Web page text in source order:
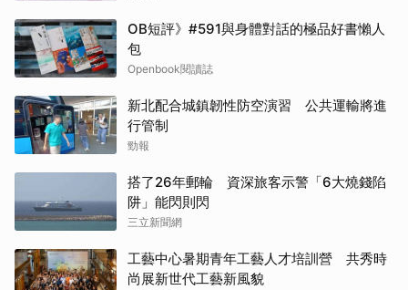
OB短評》#591與身體對話的極品好書懶人
包
Openbook閱讀誌
新北配合城鎮韌性防空演習 公共運輸將進
行管制
勁報
搭了26年郵輪 資深旅客示警「6大燒錢陷
阱」能閃則閃
三立新聞網
工藝中心暑期青年工藝人才培訓營 共秀時
尚展新世代工藝新風貌